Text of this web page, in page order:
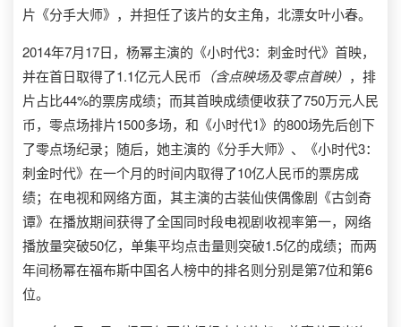
片《分手大师》，并担任了该片的女主角，北漂女叶小春。
2014年7月17日，杨幂主演的《小时代3：刺金时代》首映，
并在首日取得了1.1亿元人民币 （含点映场及零点首映） ，排
片占比44%的票房成绩；而其首映成绩便收获了750万元人民
币，零点场排片1500多场，和《小时代1》的800场先后创下
了零点场纪录；随后，她主演的《分手大师》、《小时代3：
刺金时代》在一个月的时间内取得了10亿人民币的票房成
绩；在电视和网络方面，其主演的古装仙侠偶像剧《古剑奇
谭》在播放期间获得了全国同时段电视剧收视率第一，网络
播放量突破50亿，单集平均点击量则突破1.5亿的成绩；而两
年间杨幂在福布斯中国名人榜中的排名则分别是第7位和第6
位。